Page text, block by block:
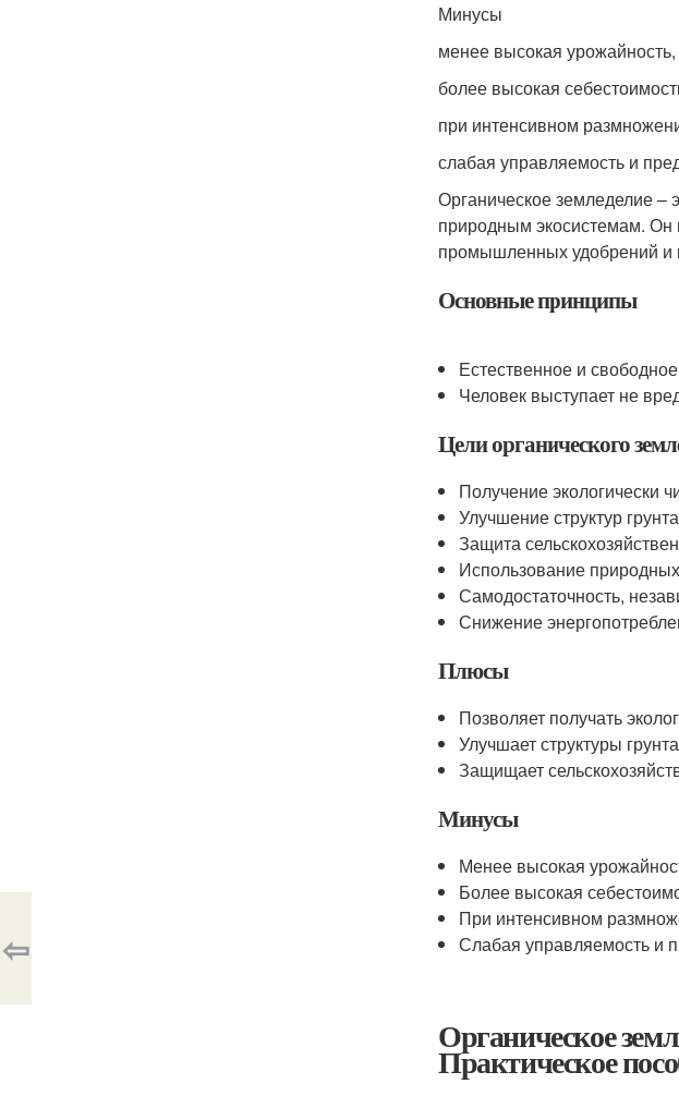
Минусы
менее высокая
более высокая
при интенсивном
слабая управляемость и
Органическое земледелие –
природным экосистемам. Он
промышленных удобрений и
Основные принципы
Естественное и
Человек выступает не
Цели органического
Получение экологически
Улучшение структур
Защита
Использование
Самодостаточность,
Снижение
Плюсы
Позволяет получать
Улучшает структуры
Защищает
Минусы
Менее высокая
Более высокая
При интенсивном
Слабая управляемость и
Органическое
Практическое
⇦